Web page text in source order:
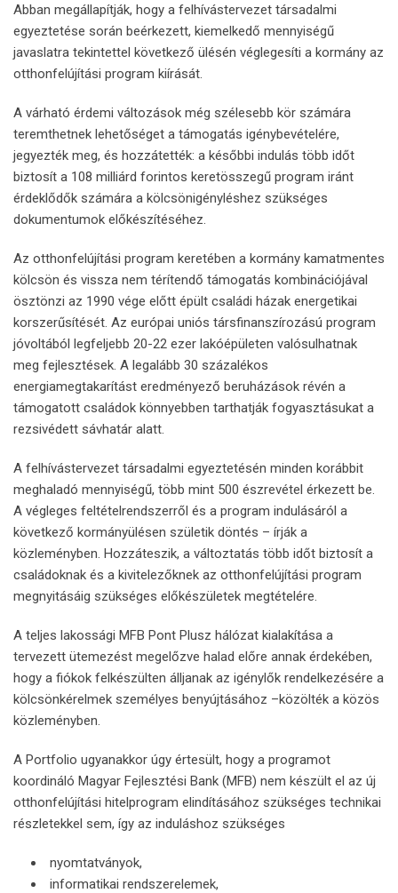
Abban megállapítják, hogy a felhívástervezet társadalmi
egyeztetése során beérkezett, kiemelkedő mennyiségű
javaslatra tekintettel következő ülésén véglegesíti a kormány az
otthonfelújítási program kiírását.
A várható érdemi változások még szélesebb kör számára
teremthetnek lehetőséget a támogatás igénybevételére,
jegyezték meg, és hozzátették: a későbbi indulás több időt
biztosít a 108 milliárd forintos keretösszegű program iránt
érdeklődők számára a kölcsönigényléshez szükséges
dokumentumok előkészítéséhez.
Az otthonfelújítási program keretében a kormány kamatmentes
kölcsön és vissza nem térítendő támogatás kombinációjával
ösztönzi az 1990 vége előtt épült családi házak energetikai
korszerűsítését. Az európai uniós társfinanszírozású program
jóvoltából legfeljebb 20-22 ezer lakóépületen valósulhatnak
meg fejlesztések. A legalább 30 százalékos
energiamegtakarítást eredményező beruházások révén a
támogatott családok könnyebben tarthatják fogyasztásukat a
rezsivédett sávhatár alatt.
A felhívástervezet társadalmi egyeztetésén minden korábbit
meghaladó mennyiségű, több mint 500 észrevétel érkezett be.
A végleges feltételrendszerről és a program indulásáról a
következő kormányülésen születik döntés – írják a
közleményben. Hozzáteszik, a változtatás több időt biztosít a
családoknak és a kivitelezőknek az otthonfelújítási program
megnyitásáig szükséges előkészületek megtételére.
A teljes lakossági MFB Pont Plusz hálózat kialakítása a
tervezett ütemezést megelőzve halad előre annak érdekében,
hogy a fiókok felkészülten álljanak az igénylők rendelkezésére a
kölcsönkérelmek személyes benyújtásához –közölték a közös
közleményben.
A Portfolio ugyanakkor úgy értesült, hogy a programot
koordináló Magyar Fejlesztési Bank (MFB) nem készült el az új
otthonfelújítási hitelprogram elindításához szükséges technikai
részletekkel sem, így az induláshoz szükséges
nyomtatványok,
informatikai rendszerelemek,